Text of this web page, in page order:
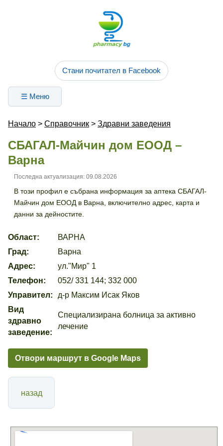
Стани почитател в Facebook
☰ Меню
Начало > Справочник > Здравни заведения
СБАГАЛ-Майчин дом ЕООД –
Варна
Последна актуализация: 09.08.2026
В този профил е събрана информация за аптека СБАГАЛ-
Майчин дом ЕООД в Варна, включително адрес, карта и
данни за дейностите.
Област:
ВАРНА
Град:
Варна
Адрес:
ул."Мир" 1
Телефон:
052/ 331 144; 332 000
Управител:
д-р Максим Исак Яков
Вид
здравно
заведение:
Специализирана болница за активно
лечение
Отвори маршрут в Google Maps
назад